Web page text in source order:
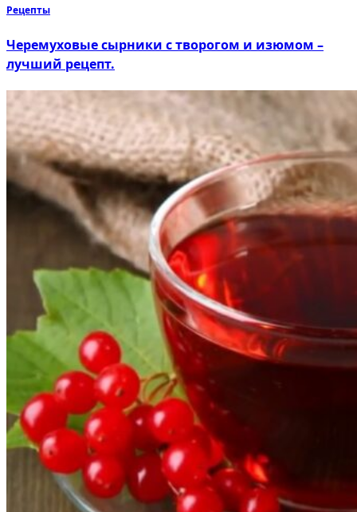
Рецепты
Черемуховые сырники с творогом и изюмом –
лучший рецепт.